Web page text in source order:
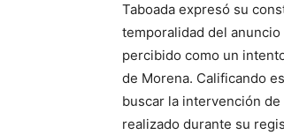
Taboada expresó su
temporalidad del
percibido como un
de Morena. Calificando
buscar la intervención
realizado durante su